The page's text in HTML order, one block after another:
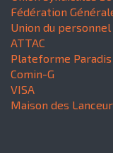
Fédération
Union du
ATTAC
Plateforme Paradis
Comin-G
VISA
Maison des